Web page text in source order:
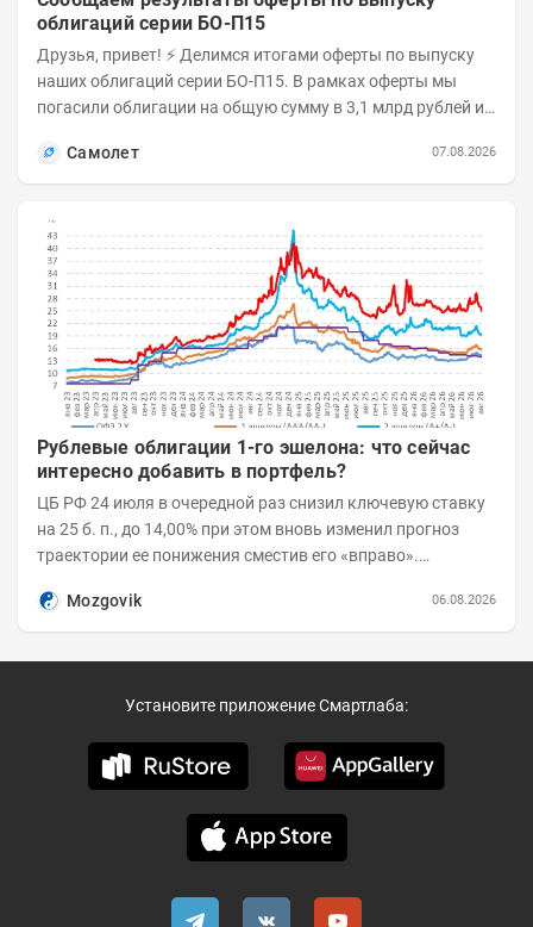
облигаций серии БО-П15
Друзья, привет! ⚡️ Делимся итогами оферты по выпуску
наших облигаций серии БО-П15. В рамках оферты мы
погасили облигации на общую сумму в 3,1 млрд рублей из
Самолет
07.08.2026
Рублевые облигации 1-го эшелона: что сейчас
интересно добавить в портфель?
ЦБ РФ 24 июля в очередной раз снизил ключевую ставку
на 25 б. п., до 14,00% при этом вновь изменил прогноз
траектории ее понижения сместив его «вправо».
Mozgovik
06.08.2026
Установите приложение Смартлаба: